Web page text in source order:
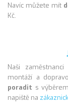
Navíc můžete mít
Kč.
Naši
montáží a
poradit s
napiště na